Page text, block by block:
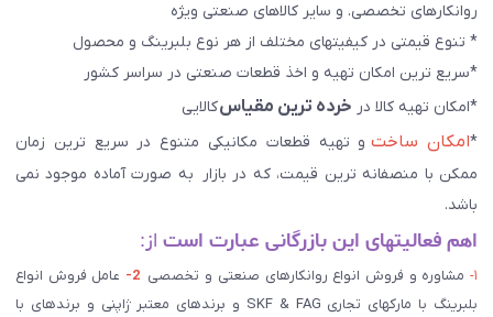
روانکارهای تخصصی. و سایر کالاهای صنعتی ويژه
* تنوع قیمتی در کیفیتهای مختلف از هر نوع بلبرینگ و محصول
*سریع ترین امکان تهیه و اخذ قطعات صنعتی در سراسر کشور
*امکان تهیه کالا در خرده ترین مقیاسکالایی
*امکان ساختو تهیه قطعات مکانیکی متنوع در سریع ترین زمان
ممکن با منصفانه ترین قیمت، که در بازار به صورت آماده موجود نمی
باشد.
اهم فعالیتهای این بازرگانی عبارت است از:
۱- مشاوره و فروش انواع روانکارهای صنعتی و تخصصی 2-
عامل فروش انواع
بلبرینگ با مارکهای تجاری SKF & FAG و برندهای معتبر ژاپنی و برندهای با